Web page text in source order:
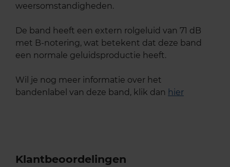
weersomstandigheden.
De band heeft een extern rolgeluid van 71 dB
met B-notering, wat betekent dat deze band
een normale geluidsproductie heeft.
Wil je nog meer informatie over het
bandenlabel van deze band, klik dan hier
Klantbeoordelingen